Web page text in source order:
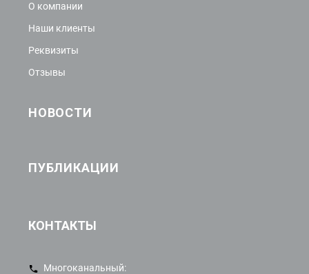
О компании
Наши клиенты
Реквизиты
Отзывы
НОВОСТИ
ПУБЛИКАЦИИ
КОНТАКТЫ
Многоканальный: